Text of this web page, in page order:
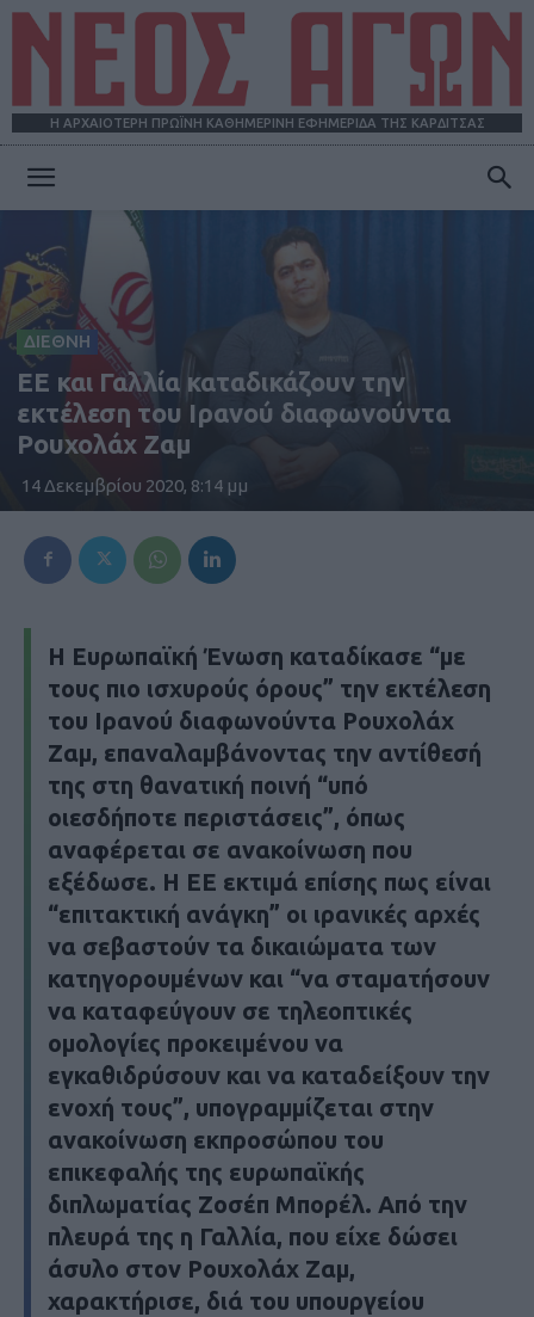
Η ΑΡΧΑΙΟΤΕΡΗ ΠΡΩΪΝΗ ΚΑΘΗΜΕΡΙΝΗ ΕΦΗΜΕΡΙΔΑ ΤΗΣ ΚΑΡΔΙΤΣΑΣ
ΑΓΩΝ
ΔΙΕΘΝΗ
ΕΕ και Γαλλία καταδικάζουν την
εκτέλεση του Ιρανού διαφωνούντα
Ρουχολάχ Ζαμ
14 Δεκεμβρίου 2020, 8:14 μμ
Η Ευρωπαϊκή Ένωση καταδίκασε “με
τους πιο ισχυρούς όρους” την εκτέλεση
του Ιρανού διαφωνούντα Ρουχολάχ
Ζαμ, επαναλαμβάνοντας την αντίθεσή
της στη θανατική ποινή “υπό
οιεσδήποτε περιστάσεις”, όπως
αναφέρεται σε ανακοίνωση που
εξέδωσε. Η ΕΕ εκτιμά επίσης πως είναι
“επιτακτική ανάγκη” οι ιρανικές αρχές
να σεβαστούν τα δικαιώματα των
κατηγορουμένων και “να σταματήσουν
να καταφεύγουν σε τηλεοπτικές
ομολογίες προκειμένου να
εγκαθιδρύσουν και να καταδείξουν την
ενοχή τους”, υπογραμμίζεται στην
ανακοίνωση εκπροσώπου του
επικεφαλής της ευρωπαϊκής
διπλωματίας Ζοσέπ Μπορέλ. Από την
πλευρά της η Γαλλία, που είχε δώσει
άσυλο στον Ρουχολάχ Ζαμ,
χαρακτήρισε, διά του υπουργείου